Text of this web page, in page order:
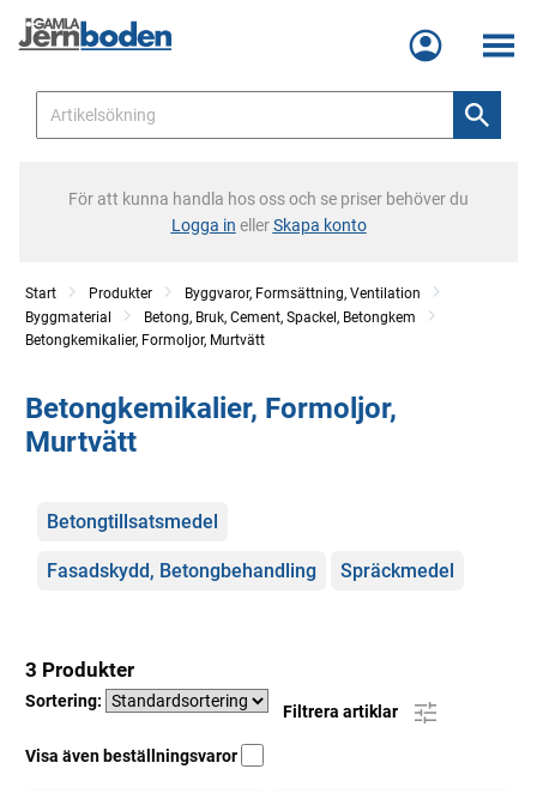
Meny
För att kunna handla hos oss och se priser behöver du
Logga in ellerSkapa konto
Start Produkter
Byggvaror, Formsättning, Ventilation
Byggmaterial
Betong, Bruk, Cement, Spackel, Betongkem
Betongkemikalier, Formoljor, Murtvätt
Betongkemikalier, Formoljor,
Murtvätt
Kategorier
Betongtillsatsmedel
Fasadskydd, Betongbehandling Spräckmedel
3 Produkter
Sortering:
Filtrera artiklar
Visa även beställningsvaror